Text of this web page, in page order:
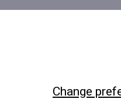
Change